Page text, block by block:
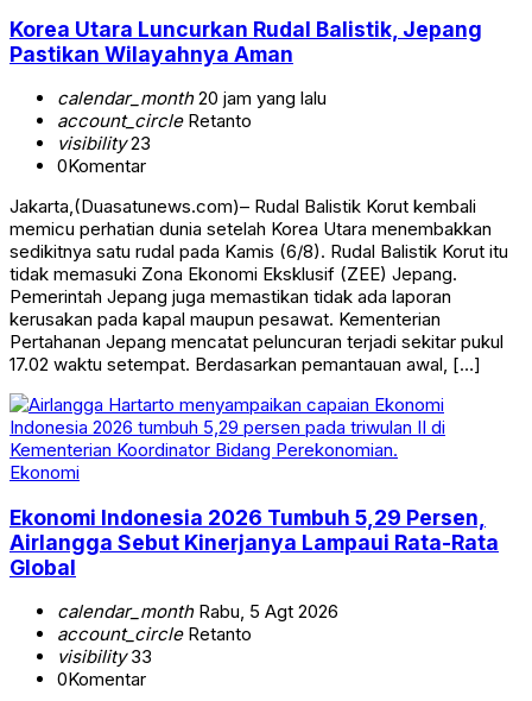
Korea Utara Luncurkan Rudal Balistik, Jepang
Pastikan Wilayahnya Aman
calendar_month20 jam yang lalu
account_circleRetanto
visibility23
0Komentar
Jakarta,(Duasatunews.com)– Rudal Balistik Korut kembali
memicu perhatian dunia setelah Korea Utara menembakkan
sedikitnya satu rudal pada Kamis (6/8). Rudal Balistik Korut itu
tidak memasuki Zona Ekonomi Eksklusif (ZEE) Jepang.
Pemerintah Jepang juga memastikan tidak ada laporan
kerusakan pada kapal maupun pesawat. Kementerian
Pertahanan Jepang mencatat peluncuran terjadi sekitar pukul
17.02 waktu setempat. Berdasarkan pemantauan awal, […]
Ekonomi
Ekonomi Indonesia 2026 Tumbuh 5,29 Persen,
Airlangga Sebut Kinerjanya Lampaui Rata-Rata
Global
calendar_monthRabu, 5 Agt 2026
account_circleRetanto
visibility33
0Komentar